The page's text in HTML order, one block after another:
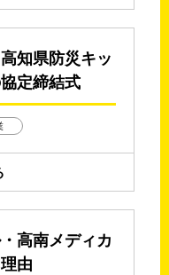
知県防災キッ
定締結式
高南メディカ
由